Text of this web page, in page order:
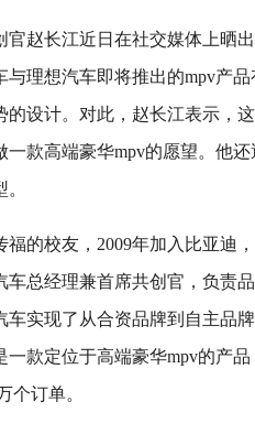
官赵长江近日在社交媒体上晒
理想汽车即将推出的mpv产
的设计。对此，赵长江表示，
款高端豪华mpv的愿望。他
福的校友，2009年加入比亚迪
车总经理兼首席共创官，负责
车实现了从合资品牌到自主品
款定位于高端豪华mpv的产
个订单。